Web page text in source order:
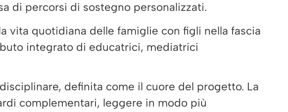
di percorsi di sostegno personalizzati.
vita quotidiana delle famiglie con figli nella fascia
integrato di educatrici, mediatrici
definita come il cuore del progetto. La
complementari, leggere in modo più